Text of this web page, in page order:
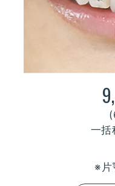
一括
※片